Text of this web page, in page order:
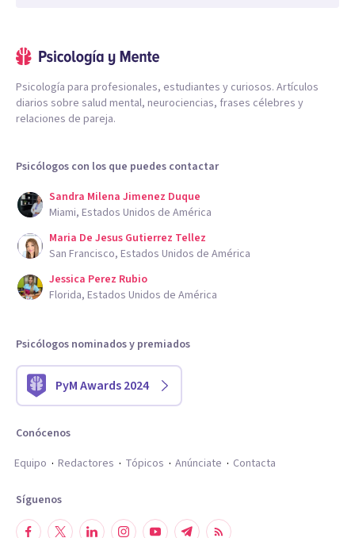
Psicología para profesionales, estudiantes y curiosos. Artículos
diarios sobre salud mental, neurociencias, frases célebres y
relaciones de pareja.
Psicólogos con los que puedes contactar
Sandra Milena Jimenez Duque
Miami, Estados Unidos de América
Maria De Jesus Gutierrez Tellez
San Francisco, Estados Unidos de América
Jessica Perez Rubio
Florida, Estados Unidos de América
Psicólogos nominados y premiados
PyM Awards 2024
Conócenos
Equipo
Redactores Tópicos Anúnciate Contacta
Síguenos